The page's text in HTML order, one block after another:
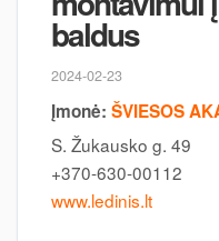
baldus
2024-02-23
Įmonė: ŠVIESOS
S. Žukausko g. 49
+370-630-00112
www.ledinis.lt